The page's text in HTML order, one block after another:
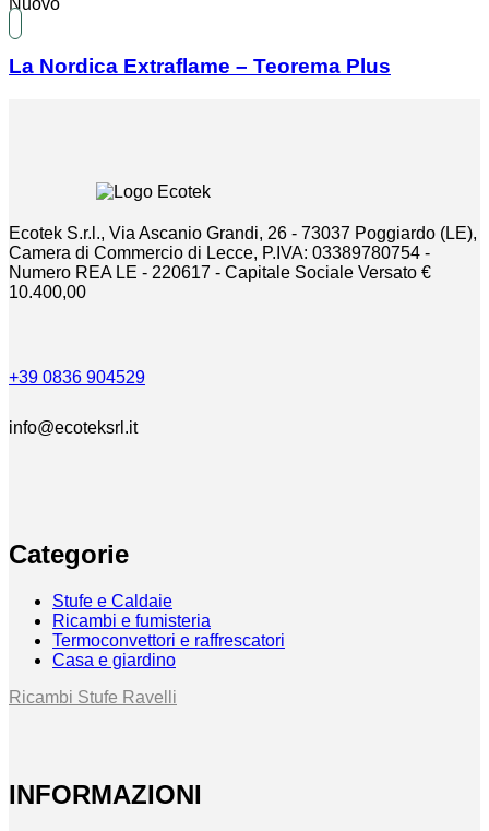
Nuovo
La Nordica Extraflame – Teorema Plus
Ecotek S.r.l., Via Ascanio Grandi, 26 - 73037 Poggiardo (LE),
Camera di Commercio di Lecce, P.IVA: 03389780754 -
Numero REA LE - 220617 - Capitale Sociale Versato €
10.400,00
+39 0836 904529
info@ecoteksrl.it
Categorie
Stufe e Caldaie
Ricambi e fumisteria
Termoconvettori e raffrescatori
Casa e giardino
Ricambi Stufe Ravelli
INFORMAZIONI